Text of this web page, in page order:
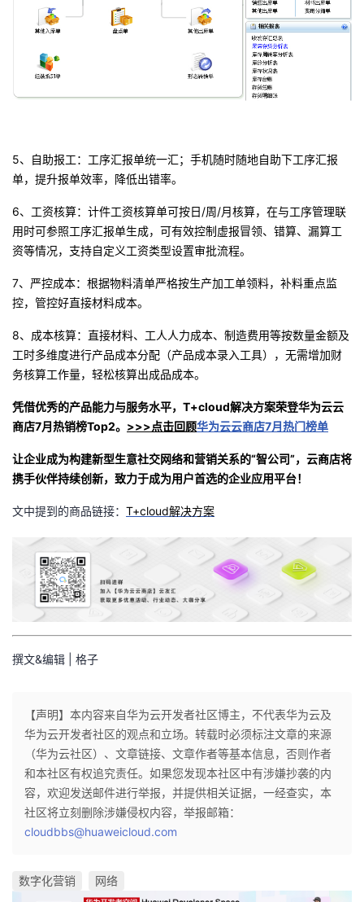
5、自助报工：工序汇报单统一汇；手机随时随地自助下工序汇报
单，提升报单效率，降低出错率。
6、工资核算：计件工资核算单可按日/周/月核算， 在与工序管理联
用时可参照工序汇报单生成， 可有效控制虚报冒领、 错算、 漏算工
资等情况， 支持自定义工资类型设置审批流程。
7、严控成本：根据物料清单严格按生产加工单领料，补料重点监
控，管控好直接材料成本。
8、成本核算：直接材料、工人人力成本、制造费用等按数量金额及
工时多维度进行产品成本分配（产品成本录入工具），无需增加财
务核算工作量，轻松核算出成品成本。
凭借优秀的产品能力与服务水平，T+cloud解决方案荣登华为云云
商店7月热销榜Top2。 >>>点击回顾华为云云商店7月热门榜单
让企业成为构建新型生意社交网络和营销关系的“智公司”，云商店将
携手伙伴持续创新， 致力于成为用户首选的企业应用平台！
文中提到的商品链接： T+cloud解决方案
撰文&编辑 | 格子
【声明】本内容来自华为云开发者社区博主，不代表华为云及
华为云开发者社区的观点和立场。转载时必须标注文章的来源
（华为云社区）、文章链接、文章作者等基本信息，否则作者
和本社区有权追究责任。如果您发现本社区中有涉嫌抄袭的内
容，欢迎发送邮件进行举报，并提供相关证据，一经查实，本
社区将立刻删除涉嫌侵权内容，举报邮箱：
cloudbbs@huaweicloud.com
数字化营销 网络